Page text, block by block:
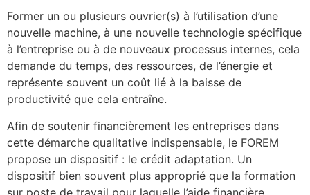
Former un ou plusieurs ouvrier(s) à l’utilisation d’une
nouvelle machine, à une nouvelle technologie spécifique
à l’entreprise ou à de nouveaux processus internes, cela
demande du temps, des ressources, de l’énergie et
représente souvent un coût lié à la baisse de
productivité que cela entraîne.
Afin de soutenir financièrement les entreprises dans
cette démarche qualitative indispensable, le FOREM
propose un dispositif : le crédit adaptation. Un
dispositif bien souvent plus approprié que la formation
sur poste de travail pour laquelle l’aide financière